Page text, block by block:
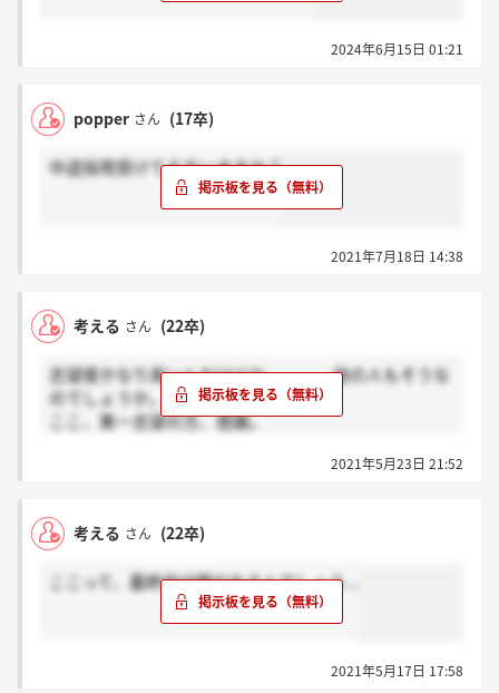
2024年6月15日 01:21
popper さん (17卒)
中途採用受けてる方いますか？
2021年7月18日 14:38
考える さん (22卒)
志望度かなり高いんだけどな。。。。他の人もそうな
のでしょうか。。。
ここ、第一志望の方、感謝。
志望度具合によって、難易度とかわかるかなと思いま
2021年5月23日 21:52
考える さん (22卒)
ここって、最終何が聞かれるんでしょう...
2021年5月17日 17:58